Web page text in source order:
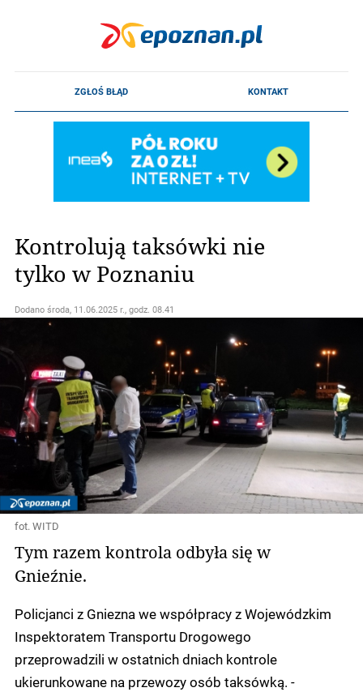
Kontrolują taksówki nie
tylko w Poznaniu
Dodano środa, 11.06.2025 r., godz. 08.41
fot. WITD
Tym razem kontrola odbyła się w
Gnieźnie.
Policjanci z Gniezna we współpracy z Wojewódzkim
Inspektoratem Transportu Drogowego
przeprowadzili w ostatnich dniach kontrole
ukierunkowane na przewozy osób taksówką. -